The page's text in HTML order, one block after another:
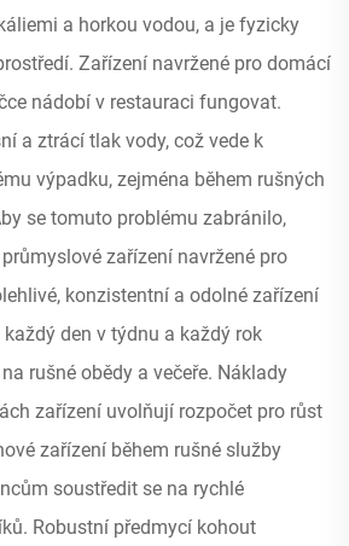
a horkou vodou, a je fyzicky
Zařízení navržené pro domácí
nádobí v restauraci fungovat.
a ztrácí tlak vody, což vede k
výpadku, zejména během rušných
se tomuto problému zabránilo,
zařízení navržené pro
konzistentní a odolné zařízení
den v týdnu a každý rok
rušné obědy a večeře. Náklady
zařízení uvolňují rozpočet pro růst
zařízení během rušné služby
soustředit se na rychlé
Robustní předmycí kohout